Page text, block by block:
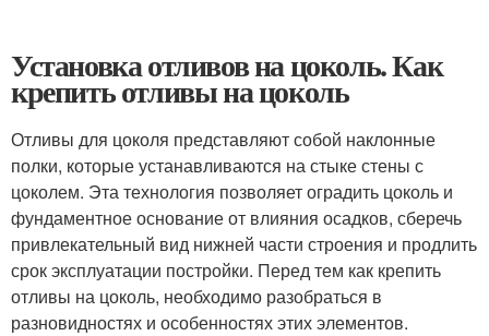
Установка отливов на цоколь. Как
крепить отливы на цоколь
Отливы для цоколя представляют собой наклонные
полки, которые устанавливаются на стыке стены с
цоколем. Эта технология позволяет оградить цоколь и
фундаментное основание от влияния осадков, сберечь
привлекательный вид нижней части строения и продлить
срок эксплуатации постройки. Перед тем как крепить
отливы на цоколь, необходимо разобраться в
разновидностях и особенностях этих элементов.